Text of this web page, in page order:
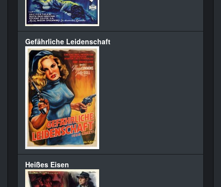
Gefährliche Leidenschaft
Heißes Eisen